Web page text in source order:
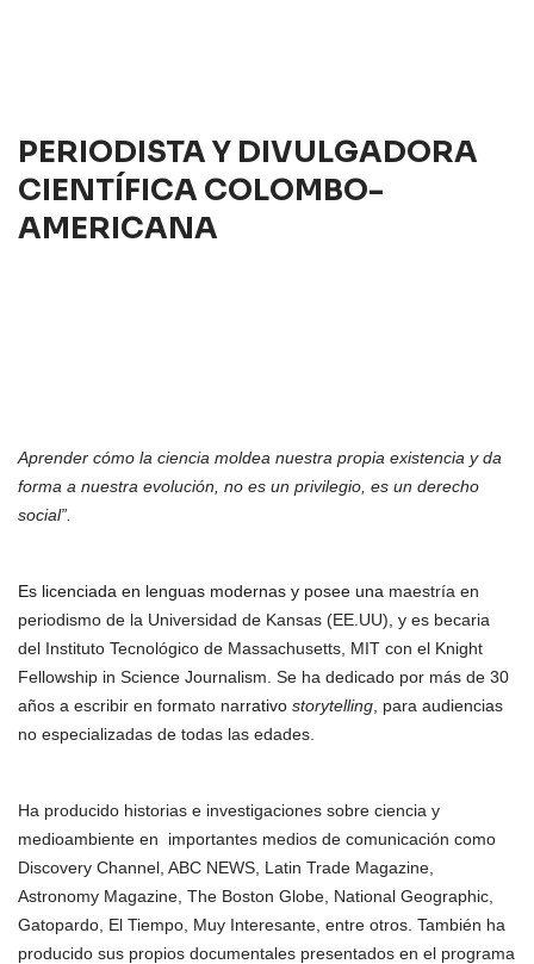
PERIODISTA Y DIVULGADORA
CIENTÍFICA COLOMBO-
AMERICANA
Aprender cómo la ciencia moldea nuestra propia existencia y da
forma a nuestra evolución, no es un privilegio, es un derecho
social”.
Es licenciada en lenguas modernas y posee una maestría en
periodismo de la Universidad de Kansas (EE.UU), y es becaria
del Instituto Tecnológico de Massachusetts, MIT con el Knight
Fellowship in Science Journalism. Se ha dedicado por más de 30
años a escribir en formato narrativo storytelling , para audiencias
no especializadas de todas las edades.
Ha producido historias e investigaciones sobre ciencia y
medioambiente en importantes medios de comunicación como
Discovery Channel, ABC NEWS, Latin Trade Magazine,
Astronomy Magazine, The Boston Globe, National Geographic,
Gatopardo, El Tiempo, Muy Interesante, entre otros. También ha
producido sus propios documentales presentados en el programa